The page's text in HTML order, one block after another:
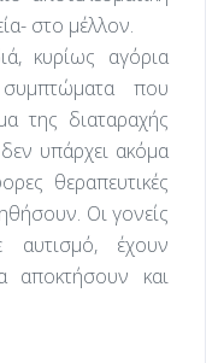
στο μέλλον.
κυρίως αγόρια
συμπτώματα που
της διαταραχής
υπάρχει ακόμα
θεραπευτικές
Οι γονείς
έχουν
αποκτήσουν και